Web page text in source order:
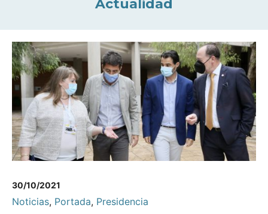
Actualidad
30/10/2021
Noticias, Portada, Presidencia